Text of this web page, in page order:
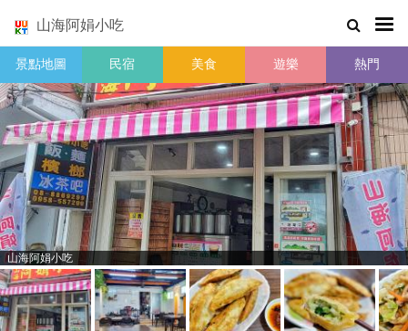
山海阿娟小吃
景點地圖 民宿 美食 遊樂 熱門
山海阿娟小吃